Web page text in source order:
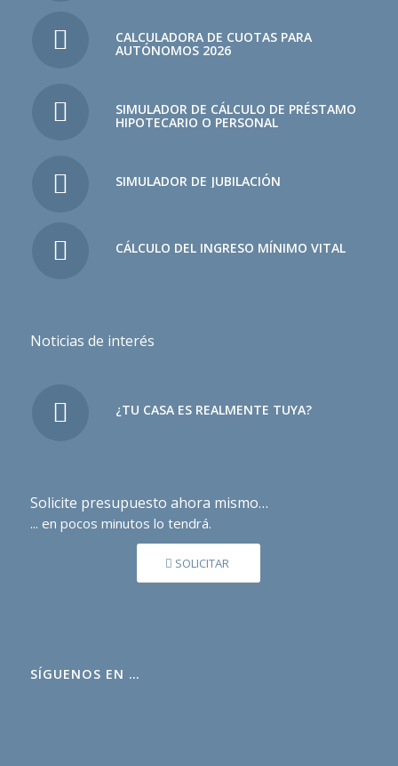
CALCULADORA DE CUOTAS PARA
AUTÓNOMOS 2026
SIMULADOR DE CÁLCULO DE PRÉSTAMO
HIPOTECARIO O PERSONAL
SIMULADOR DE JUBILACIÓN
CÁLCULO DEL INGRESO MÍNIMO VITAL
Noticias de interés
¿TU CASA ES REALMENTE TUYA?
Solicite presupuesto ahora mismo…
... en pocos minutos lo tendrá.
SOLICITAR
SÍGUENOS EN …